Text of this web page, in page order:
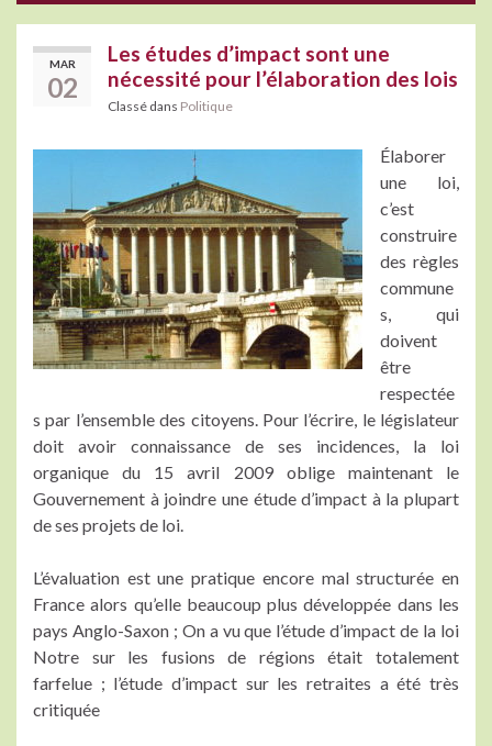
MAR
02
Les études d’impact sont une
nécessité pour l’élaboration des lois
Classé dans Politique
Élaborer
une loi,
c’est
construire
des règles
commune
s, qui
doivent
être
respectée
s par l’ensemble des citoyens. Pour l’écrire, le législateur
doit avoir connaissance de ses incidences, la loi
organique du 15 avril 2009 oblige maintenant le
Gouvernement à joindre une étude d’impact à la plupart
de ses projets de loi.
L’évaluation est une pratique encore mal structurée en
France alors qu’elle beaucoup plus développée dans les
pays Anglo-Saxon ; On a vu que l’étude d’impact de la loi
Notre sur les fusions de régions était totalement
farfelue ; l’étude d’impact sur les retraites a été très
critiquée